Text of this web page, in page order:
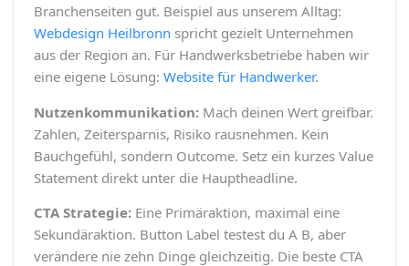
Branchenseiten gut. Beispiel aus unserem Alltag:
Webdesign Heilbronn spricht gezielt Unternehmen
aus der Region an. Für Handwerksbetriebe haben wir
eine eigene Lösung: Website für Handwerker.
Nutzenkommunikation:Mach deinen Wert greifbar.
Zahlen, Zeitersparnis, Risiko rausnehmen. Kein
Bauchgefühl, sondern Outcome. Setz ein kurzes Value
Statement direkt unter die Hauptheadline.
CTA Strategie:Eine Primäraktion, maximal eine
Sekundäraktion. Button Label testest du A B, aber
verändere nie zehn Dinge gleichzeitig. Die beste CTA